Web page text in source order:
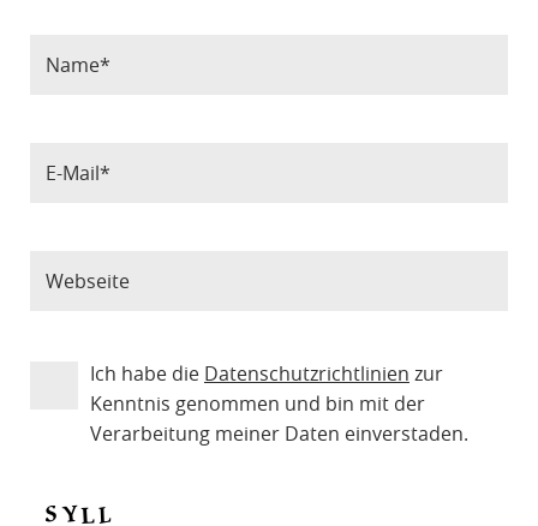
Ich habe die Datenschutzrichtlinien zur
Kenntnis genommen und bin mit der
Verarbeitung meiner Daten einverstaden.